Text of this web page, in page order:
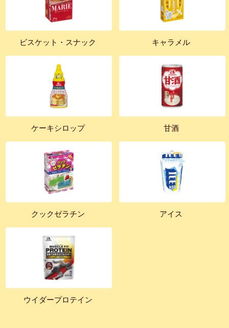
ビスケット・スナック キャラメル
ケーキシロップ 甘酒
クックゼラチン アイス
ウイダープロテイン